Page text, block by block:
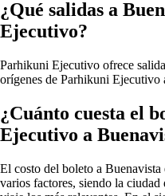
¿Qué salidas a
Ejecutivo?
Parhikuni Ejecutivo ofrece
orígenes de Parhikuni Ejecutivo
¿Cuánto cuesta el
Ejecutivo a
El costo del boleto a
varios factores, siendo la